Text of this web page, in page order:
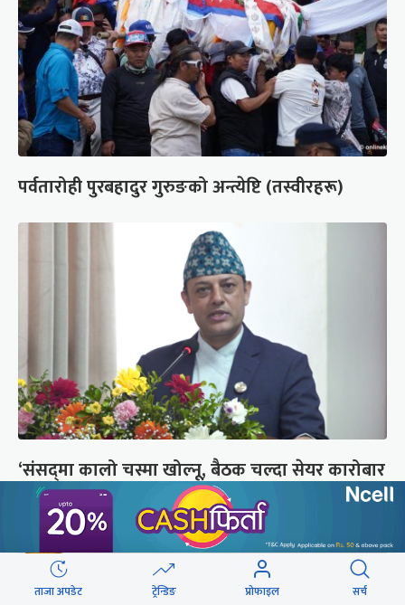
पर्वतारोही पुरबहादुर गुरुङको अन्त्येष्टि (तस्वीरहरू)
‘संसद्‍मा कालो चस्मा खोल्नू, बैठक चल्दा सेयर कारोबार
नगर्नू’
ताजा अपडेट ट्रेन्डिङ प्रोफाइल सर्च